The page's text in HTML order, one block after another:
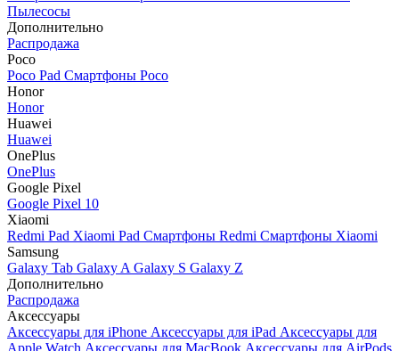
Пылесосы
Дополнительно
Распродажа
Poco
Poco Pad Смартфоны Poco
Honor
Honor
Huawei
Huawei
OnePlus
OnePlus
Google Pixel
Google Pixel 10
Xiaomi
Redmi Pad Xiaomi Pad Смартфоны Redmi Смартфоны Xiaomi
Samsung
Galaxy Tab Galaxy A Galaxy S Galaxy Z
Дополнительно
Распродажа
Аксессуары
Аксессуары для iPhone Аксессуары для iPad Аксессуары для
Apple Watch Аксессуары для MacBook Аксессуары для AirPods